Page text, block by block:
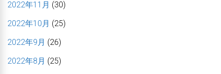
2022年11月 (30)
2022年10月 (25)
2022年9月 (26)
2022年8月 (25)